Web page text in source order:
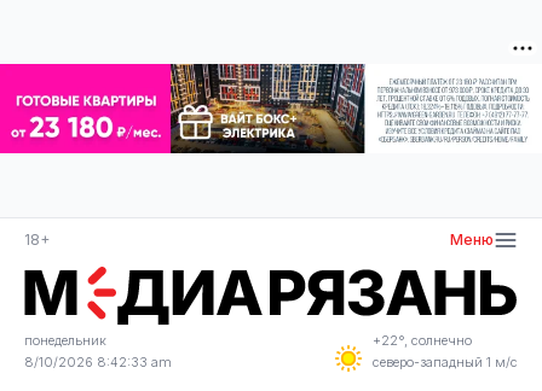
18+ Меню
понедельник
8/10/2026 8:42:34 am
+22°, солнечно
северо-западный 1 м/с